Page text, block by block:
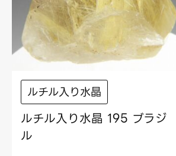
ルチル入り水晶
ルチル入り水晶 195 ブラジ
ル